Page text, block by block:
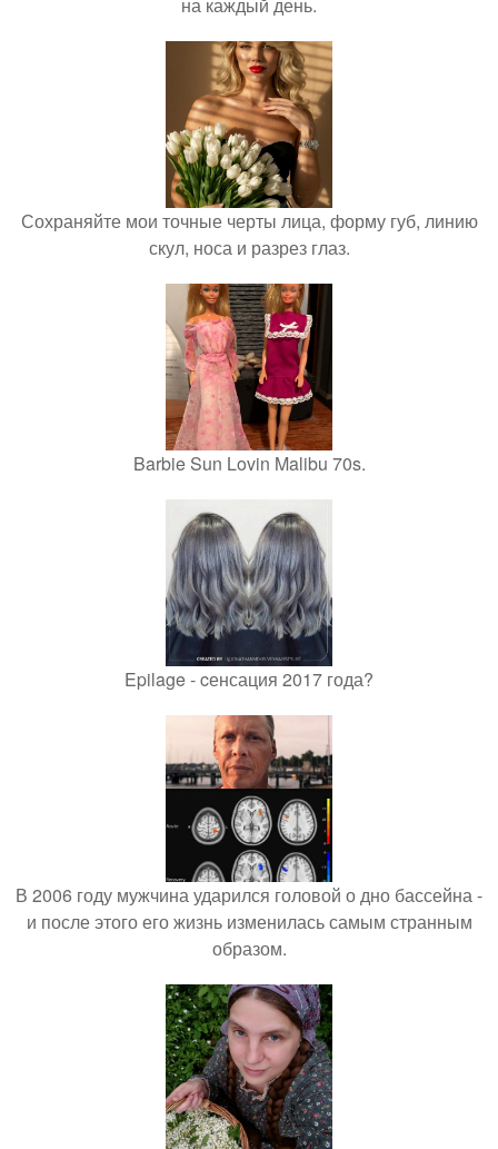
Сохраняйте мои точные черты лица, форму губ, линию
скул, носа и разрез глаз.
Barbie Sun Lovin Malibu 70s.
Epilage - cенсация 2017 года?
В 2006 году мужчина ударился головой о дно бассейна -
и после этого его жизнь изменилась самым странным
образом.